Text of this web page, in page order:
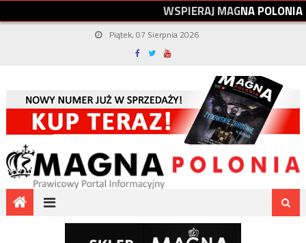
WSPIERAJMAGNAPOLONIA
Piątek, 07 Sierpnia 2026